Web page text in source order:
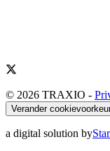
© 2026 TRAXIO -
Verander
a digital solution by